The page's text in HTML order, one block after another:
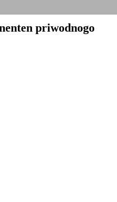
priwodnogo